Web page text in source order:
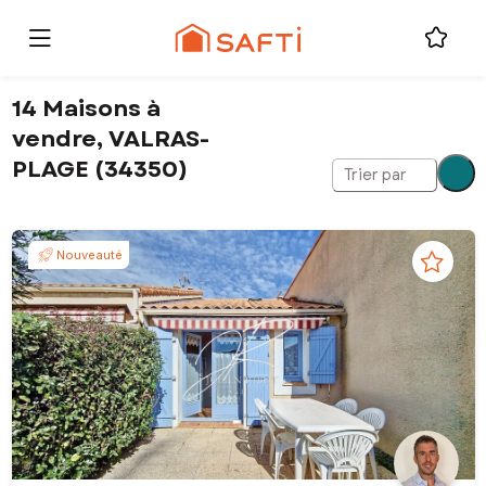
14 Maisons à
vendre, VALRAS-
PLAGE (34350)
Trier par
Nouveauté